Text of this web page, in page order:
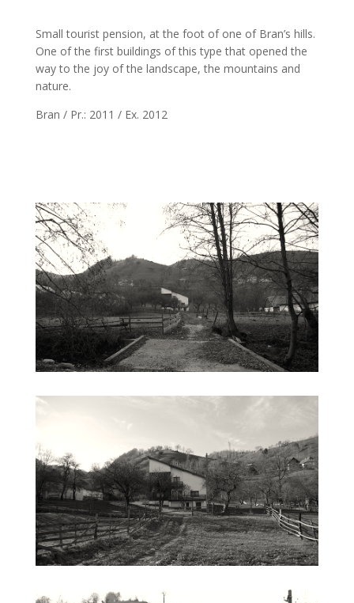
Small tourist pension, at the foot of one of Bran’s hills.
One of the first buildings of this type that opened the
way to the joy of the landscape, the mountains and
nature.
Bran / Pr.: 2011 / Ex. 2012